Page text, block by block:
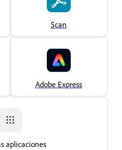
Scan
Adobe Express
aplicaciones